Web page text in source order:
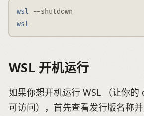
wsl
--shutdown
wsl
WSL 开机运行
如果你想开机运行 WSL （让你
可访问），首先查看发行版名称并